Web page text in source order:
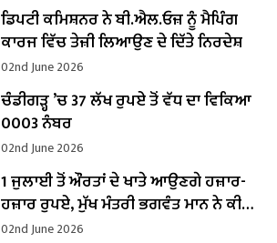
ਡਿਪਟੀ ਕਮਿਸ਼ਨਰ ਨੇ ਬੀ.ਐਲ.ਓਜ਼ ਨੂੰ ਮੈਪਿੰਗ
ਕਾਰਜ ਵਿੱਚ ਤੇਜ਼ੀ ਲਿਆਉਣ ਦੇ ਦਿੱਤੇ ਨਿਰਦੇਸ਼
02nd June 2026
ਚੰਡੀਗੜ੍ਹ ’ਚ 37 ਲੱਖ ਰੁਪਏ ਤੋਂ ਵੱਧ ਦਾ ਵਿਕਿਆ
0003 ਨੰਬਰ
02nd June 2026
1 ਜੁਲਾਈ ਤੋਂ ਔਰਤਾਂ ਦੇ ਖਾਤੇ ਆਉਣਗੇ ਹਜ਼ਾਰ-
ਹਜ਼ਾਰ ਰੁਪਏ, ਮੁੱਖ ਮੰਤਰੀ ਭਗਵੰਤ ਮਾਨ ਨੇ ਕੀਤਾ
ਐਲਾਨ
02nd June 2026